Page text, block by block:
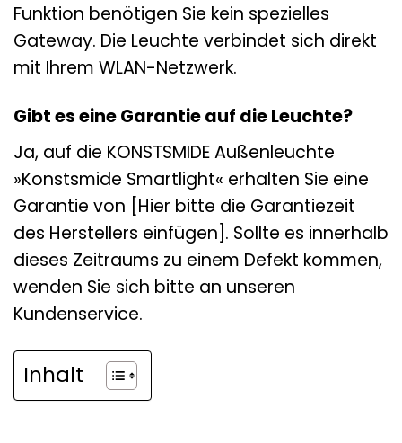
Funktion benötigen Sie kein spezielles
Gateway. Die Leuchte verbindet sich direkt
mit Ihrem WLAN-Netzwerk.
Gibt es eine Garantie auf die Leuchte?
Ja, auf die KONSTSMIDE Außenleuchte
»Konstsmide Smartlight« erhalten Sie eine
Garantie von [Hier bitte die Garantiezeit
des Herstellers einfügen]. Sollte es innerhalb
dieses Zeitraums zu einem Defekt kommen,
wenden Sie sich bitte an unseren
Kundenservice.
Inhalt